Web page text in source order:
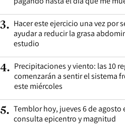
3. Hacer este ejercicio una vez por
ayudar a reducir la grasa
estudio
4. Precipitaciones y viento: las 10
comenzarán a sentir el sistema
este miércoles
5. Temblor hoy, jueves 6 de agosto
consulta epicentro y magnitud